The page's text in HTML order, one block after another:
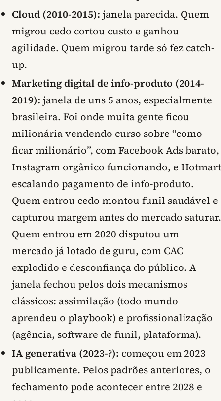
Cloud (2010-2015): janela parecida. Quem
migrou cedo cortou custo e ganhou
agilidade. Quem migrou tarde só fez catch-
up.
Marketing digital de info-produto (2014-
2019): janela de uns 5 anos, especialmente
brasileira. Foi onde muita gente ficou
milionária vendendo curso sobre “como
ficar milionário”, com Facebook Ads barato,
Instagram orgânico funcionando, e Hotmart
escalando pagamento de info-produto.
Quem entrou cedo montou funil saudável e
capturou margem antes do mercado saturar.
Quem entrou em 2020 disputou um
mercado já lotado de guru, com CAC
explodido e desconfiança do público. A
janela fechou pelos dois mecanismos
clássicos: assimilação (todo mundo
aprendeu o playbook) e profissionalização
(agência, software de funil, plataforma).
IA generativa (2023-?): começou em 2023
publicamente. Pelos padrões anteriores, o
fechamento pode acontecer entre 2028 e